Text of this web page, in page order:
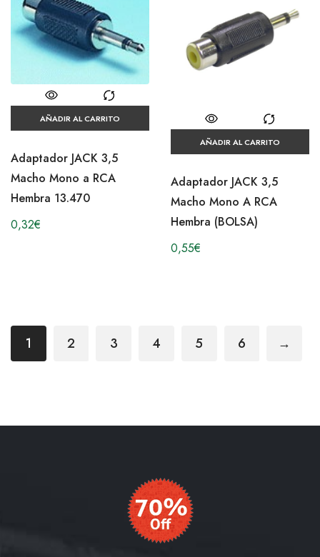
AÑADIR AL CARRITO
Adaptador JACK 3,5
Macho Mono a RCA
Hembra 13.470
0,32€
AÑADIR AL CARRITO
Adaptador JACK 3,5
Macho Mono A RCA
Hembra (BOLSA)
0,55€
1 2 3 4 5 6 →